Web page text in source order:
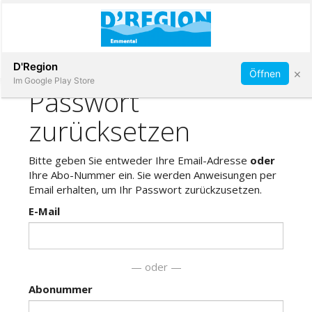
Immobilien
Veranstaltungen
Stellen
Abonnieren
D'Region
Im Google Play Store
Öffnen ×